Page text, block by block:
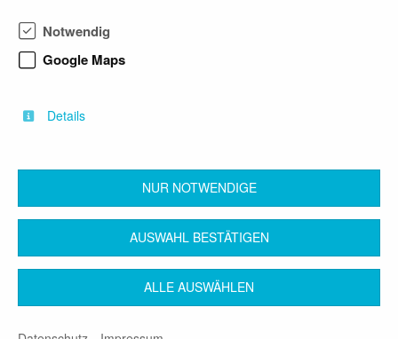
Ergotherapeut (m/w/d) - Geriatrie
vor 3 Monaten
zurück
Kontakt Impressum AGB Datenschutz
Notwendig
Google Maps
Details
NUR NOTWENDIGE
AUSWAHL BESTÄTIGEN
ALLE AUSWÄHLEN